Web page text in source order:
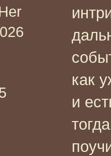
как
и